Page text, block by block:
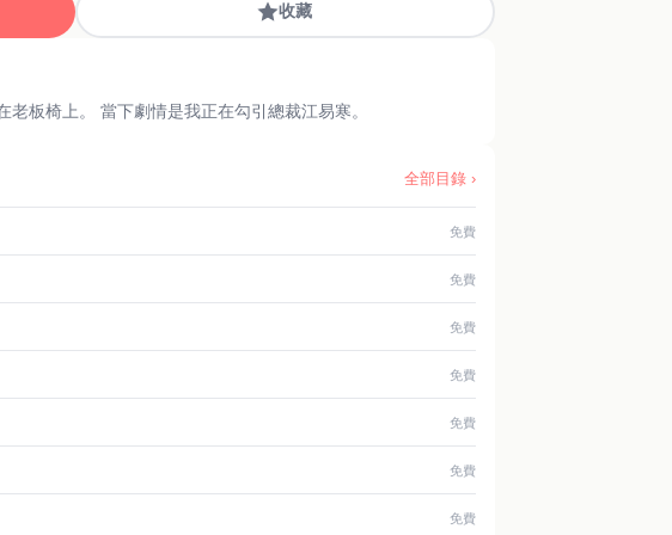
收藏
#短篇 #穿書 #甜文 我穿成了總裁文里總裁的秘書，還是一個女配。 此時我香肩半露，俯身將男主壓在老板椅上。 當下劇情是我正在勾引總裁江易寒。
全部目錄 ›
免費
免費
免費
免費
免費
免費
免費